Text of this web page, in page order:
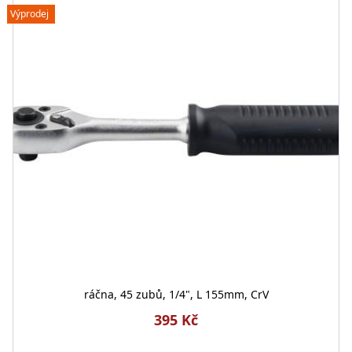
Výprodej
ráčna, 45 zubů, 1/4", L 155mm, CrV
395 Kč